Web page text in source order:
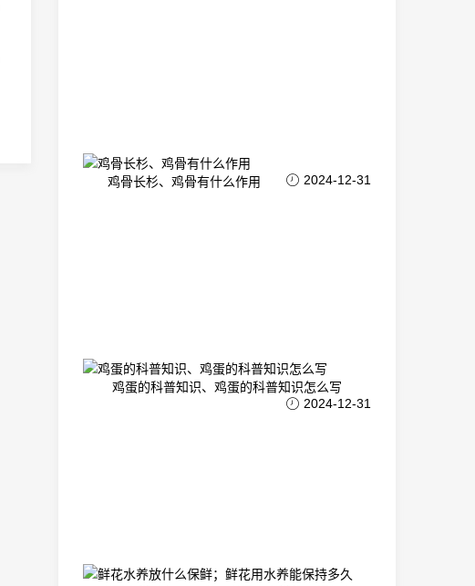
鸡骨长杉、鸡骨有什么作用 2024-12-31
鸡蛋的科普知识、鸡蛋的科普知识怎么写
2024-12-31